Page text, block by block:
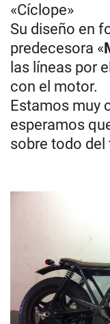
«Cíclope»
Su diseño en
predecesora «
las líneas por
con el motor.
Estamos muy
esperamos
sobre todo del